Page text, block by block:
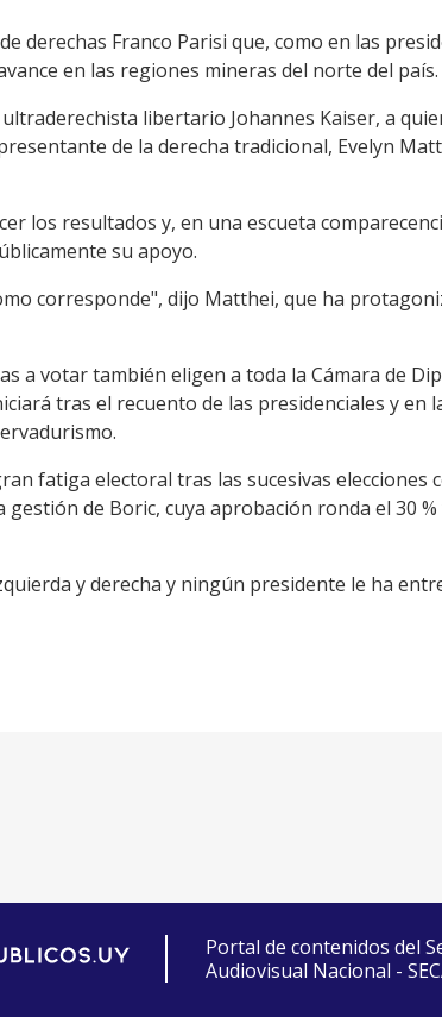
derechas Franco Parisi que, como en las
en las regiones mineras del norte del país.
libertario Johannes Kaiser, a
de la derecha tradicional, Evelyn
los resultados y, en una escueta
su apoyo.
corresponde", dijo Matthei, que ha
a votar también eligen a toda la Cámara de
tras el recuento de las presidenciales y en
fatiga electoral tras las sucesivas elecciones
de Boric, cuya aprobación ronda el 30
y derecha y ningún presidente le ha
Portal de contenidos del
Audiovisual Nacional -